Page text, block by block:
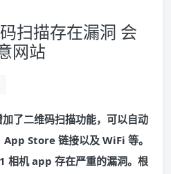
扫描存在漏洞 会
网站
了二维码扫描功能，可以自动
Store 链接以及 WiFi 等。
相机 app 存在严重的漏洞。根